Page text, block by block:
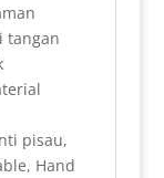
tangan
pisau,
Hand